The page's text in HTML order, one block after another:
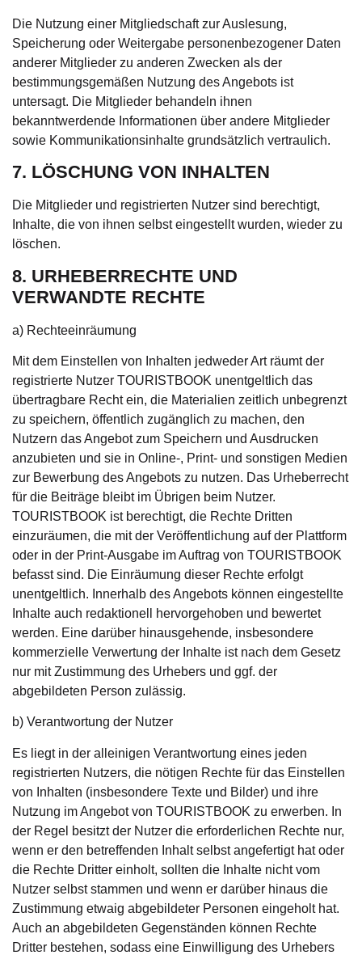
Die Nutzung einer Mitgliedschaft zur Auslesung,
Speicherung oder Weitergabe personenbezogener Daten
anderer Mitglieder zu anderen Zwecken als der
bestimmungsgemäßen Nutzung des Angebots ist
untersagt. Die Mitglieder behandeln ihnen
bekanntwerdende Informationen über andere Mitglieder
sowie Kommunikationsinhalte grundsätzlich vertraulich.
7. LÖSCHUNG VON INHALTEN
Die Mitglieder und registrierten Nutzer sind berechtigt,
Inhalte, die von ihnen selbst eingestellt wurden, wieder zu
löschen.
8. URHEBERRECHTE UND
VERWANDTE RECHTE
a) Rechteeinräumung
Mit dem Einstellen von Inhalten jedweder Art räumt der
registrierte Nutzer TOURISTBOOK unentgeltlich das
übertragbare Recht ein, die Materialien zeitlich unbegrenzt
zu speichern, öffentlich zugänglich zu machen, den
Nutzern das Angebot zum Speichern und Ausdrucken
anzubieten und sie in Online-, Print- und sonstigen Medien
zur Bewerbung des Angebots zu nutzen. Das Urheberrecht
für die Beiträge bleibt im Übrigen beim Nutzer.
TOURISTBOOK ist berechtigt, die Rechte Dritten
einzuräumen, die mit der Veröffentlichung auf der Plattform
oder in der Print-Ausgabe im Auftrag von TOURISTBOOK
befasst sind. Die Einräumung dieser Rechte erfolgt
unentgeltlich. Innerhalb des Angebots können eingestellte
Inhalte auch redaktionell hervorgehoben und bewertet
werden. Eine darüber hinausgehende, insbesondere
kommerzielle Verwertung der Inhalte ist nach dem Gesetz
nur mit Zustimmung des Urhebers und ggf. der
abgebildeten Person zulässig.
b) Verantwortung der Nutzer
Es liegt in der alleinigen Verantwortung eines jeden
registrierten Nutzers, die nötigen Rechte für das Einstellen
von Inhalten (insbesondere Texte und Bilder) und ihre
Nutzung im Angebot von TOURISTBOOK zu erwerben. In
der Regel besitzt der Nutzer die erforderlichen Rechte nur,
wenn er den betreffenden Inhalt selbst angefertigt hat oder
die Rechte Dritter einholt, sollten die Inhalte nicht vom
Nutzer selbst stammen und wenn er darüber hinaus die
Zustimmung etwaig abgebildeter Personen eingeholt hat.
Auch an abgebildeten Gegenständen können Rechte
Dritter bestehen, sodass eine Einwilligung des Urhebers